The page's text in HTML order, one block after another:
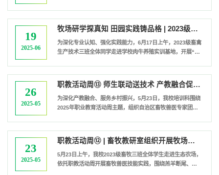
论与产业实践深度融合。宁夏正元生态农业科技有限公司产
业导师对师生一行表示热烈欢迎，并为师生提供了专业讲解
与实操指导。师生们先后走进饲料加工车间、标准化牛舍及
现代化挤奶大厅，系统了解现代化奶...
19
2025-06
牧场研学探真知 田园实践铸品格 | 2023级畜牧三班解锁肉牛养殖密码
为深化专业认知、强化实践能力，6月17日上午，2023级畜禽
生产技术三班全体同学走进学校肉牛养殖实训基地，开展“肉
牧场，牧场工作人员热情接待了老师和学生们，并详细介绍
了牧场内两大主要肉牛品种——安格斯和西门塔尔。他讲解
道，安格斯牛以肉质细腻、大理石花纹丰富闻名；西门塔尔
牛则生长速度快，肌肉发达。...
26
2025-05
职教活动周⑬ 师生联动送技术 产教融合促发展丨我校开展畜牧产业技能服务活动
​为深化产教融合、服务乡村振兴，5月23日，我校培训科围绕
2025年职业教育活动周主题，组织自治区畜牧兽医专家团队
家团队采取“技术指导+场景教学”模式，在牧场开设流动课
堂。专家现场演示全混合日粮（TMR）精准调配技术，指导
牧场工作人员通过科学配比降低饲养成本；并系统讲解布鲁
氏菌病、奶牛乳房炎等常见疫病...
23
2025-05
职教活动周⑫ | 畜牧教研室组织开展牧场实践活动
​5月23日上午，我校2023级畜牧三班全体学生走进生态农场，
依托职教活动周开展畜牧兽医技能实践，围绕羔羊断尾、羊